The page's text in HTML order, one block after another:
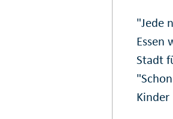
"Jede
Essen
Stadt